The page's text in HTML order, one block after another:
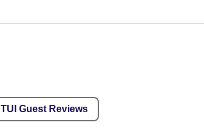
TUI Guest Reviews